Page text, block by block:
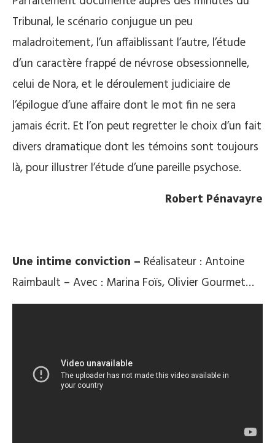
Tribunal, le scénario conjugue un peu
maladroitement, l’un affaiblissant l’autre, l’étude
d’un caractère frappé de névrose obsessionnelle,
celui de Nora, et le déroulement judiciaire de
l’épilogue d’une affaire dont le mot fin ne sera
jamais écrit. Et l’on peut regretter le choix d’un fait
divers dramatique dont les témoins sont toujours
là, pour illustrer l’étude d’une pareille psychose.
Robert Pénavayre
Une intime conviction – Réalisateur : Antoine
Raimbault – Avec : Marina Foïs, Olivier Gourmet…